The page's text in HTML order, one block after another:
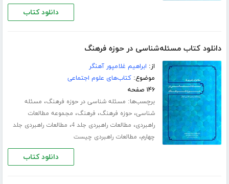
دانلود کتاب
دانلود کتاب مسئله‌شناسی در حوزه فرهنگ
از: ابراهیم غلامپور آهنگر
موضوع:کتاب‌های علوم اجتماعی
۱۴۶ صفحه
برچسب‌ها: مسئله شناسی در حوزه فرهنگ، مسئله
شناسی،حوزه فرهنگ، فرهنگ، مجموعه مطالعات
راهبردی، مطالعات راهبردی جلد 4 ، مطالعات راهبردی جلد
چهارم، مطالعات راهبردی چیست
دانلود کتاب